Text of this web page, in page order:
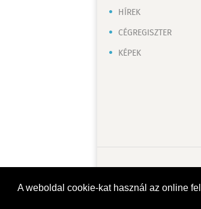
A weboldal cookie-kat használ az online
HÍREK
CÉGREGISZTER
KÉPEK